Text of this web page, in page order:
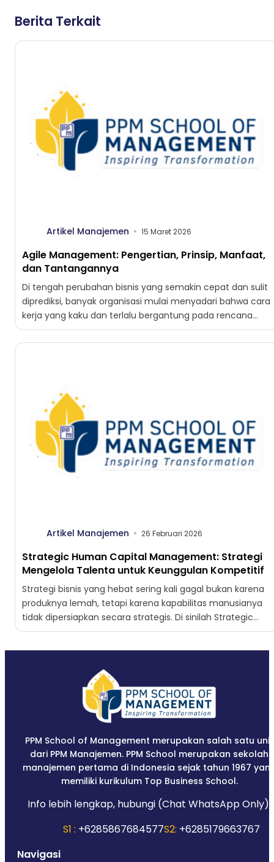
Berita Terkait
Artikel Manajemen 15 Maret 2026
Agile Management: Pengertian, Prinsip, Manfaat,
dan Tantangannya
Di tengah perubahan bisnis yang semakin cepat dan sulit
diprediksi, banyak organisasi mulai menyadari bahwa cara
kerja yang kaku dan terlalu bergantung pada rencana
jangka...
Artikel Manajemen 26 Februari 2026
Strategic Human Capital Management: Strategi
Mengelola Talenta untuk Keunggulan Kompetitif
Strategi bisnis yang hebat sering kali gagal bukan karena
produknya lemah, tetapi karena kapabilitas manusianya
tidak dipersiapkan secara strategis. Di sinilah Strategic
Human Capital Management...
PPM School of Management merupakan salah satu unit
dari PPM Manajemen. PPM School merupakan sekolah
manajemen pertama di Indonesia sejak tahun 1967
memiliki kurikulum Top Business School.
Info lebih lengkap, hubungi (Chat WhatsApp Only):
S1 : +6285867684577S2: +6285179663767
Navigasi